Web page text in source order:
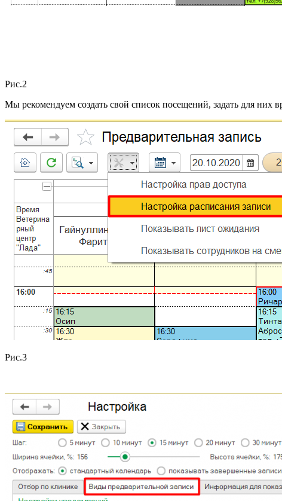
Рис.2
Мы рекомендуем создать свой список посещений, задать для них
Рис.3